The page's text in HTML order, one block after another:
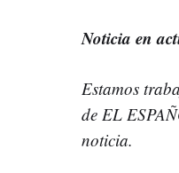
Noticia en
Estamos
de EL
noticia.